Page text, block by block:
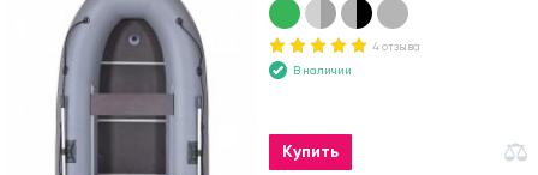
4 отзыва
В наличии
Купить